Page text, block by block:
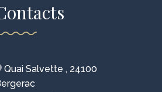
Quai Salvette , 24100